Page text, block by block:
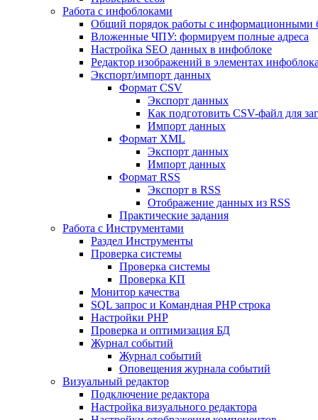
Работа с инфоблоками
Общий порядок работы с информационными
Вложенные ЧПУ: формируем полные адреса
Настройка SEO данных в инфоблоке
Редактор изображений в элементах инфоблока
Экспорт/импорт данных
Формат CSV
Экспорт данных
Как подготовить CSV-файл для
Импорт данных
Формат XML
Экспорт данных
Импорт данных
Формат RSS
Экспорт в RSS
Отображение данных из RSS
Практические задания
Работа с Инструментами
Раздел Инструменты
Проверка системы
Проверка системы
Проверка КП
Монитор качества
SQL запрос и Командная PHP строка
Настройки PHP
Проверка и оптимизация БД
Журнал событий
Журнал событий
Оповещения журнала событий
Визуальный редактор
Подключение редактора
Настройка визуального редактора